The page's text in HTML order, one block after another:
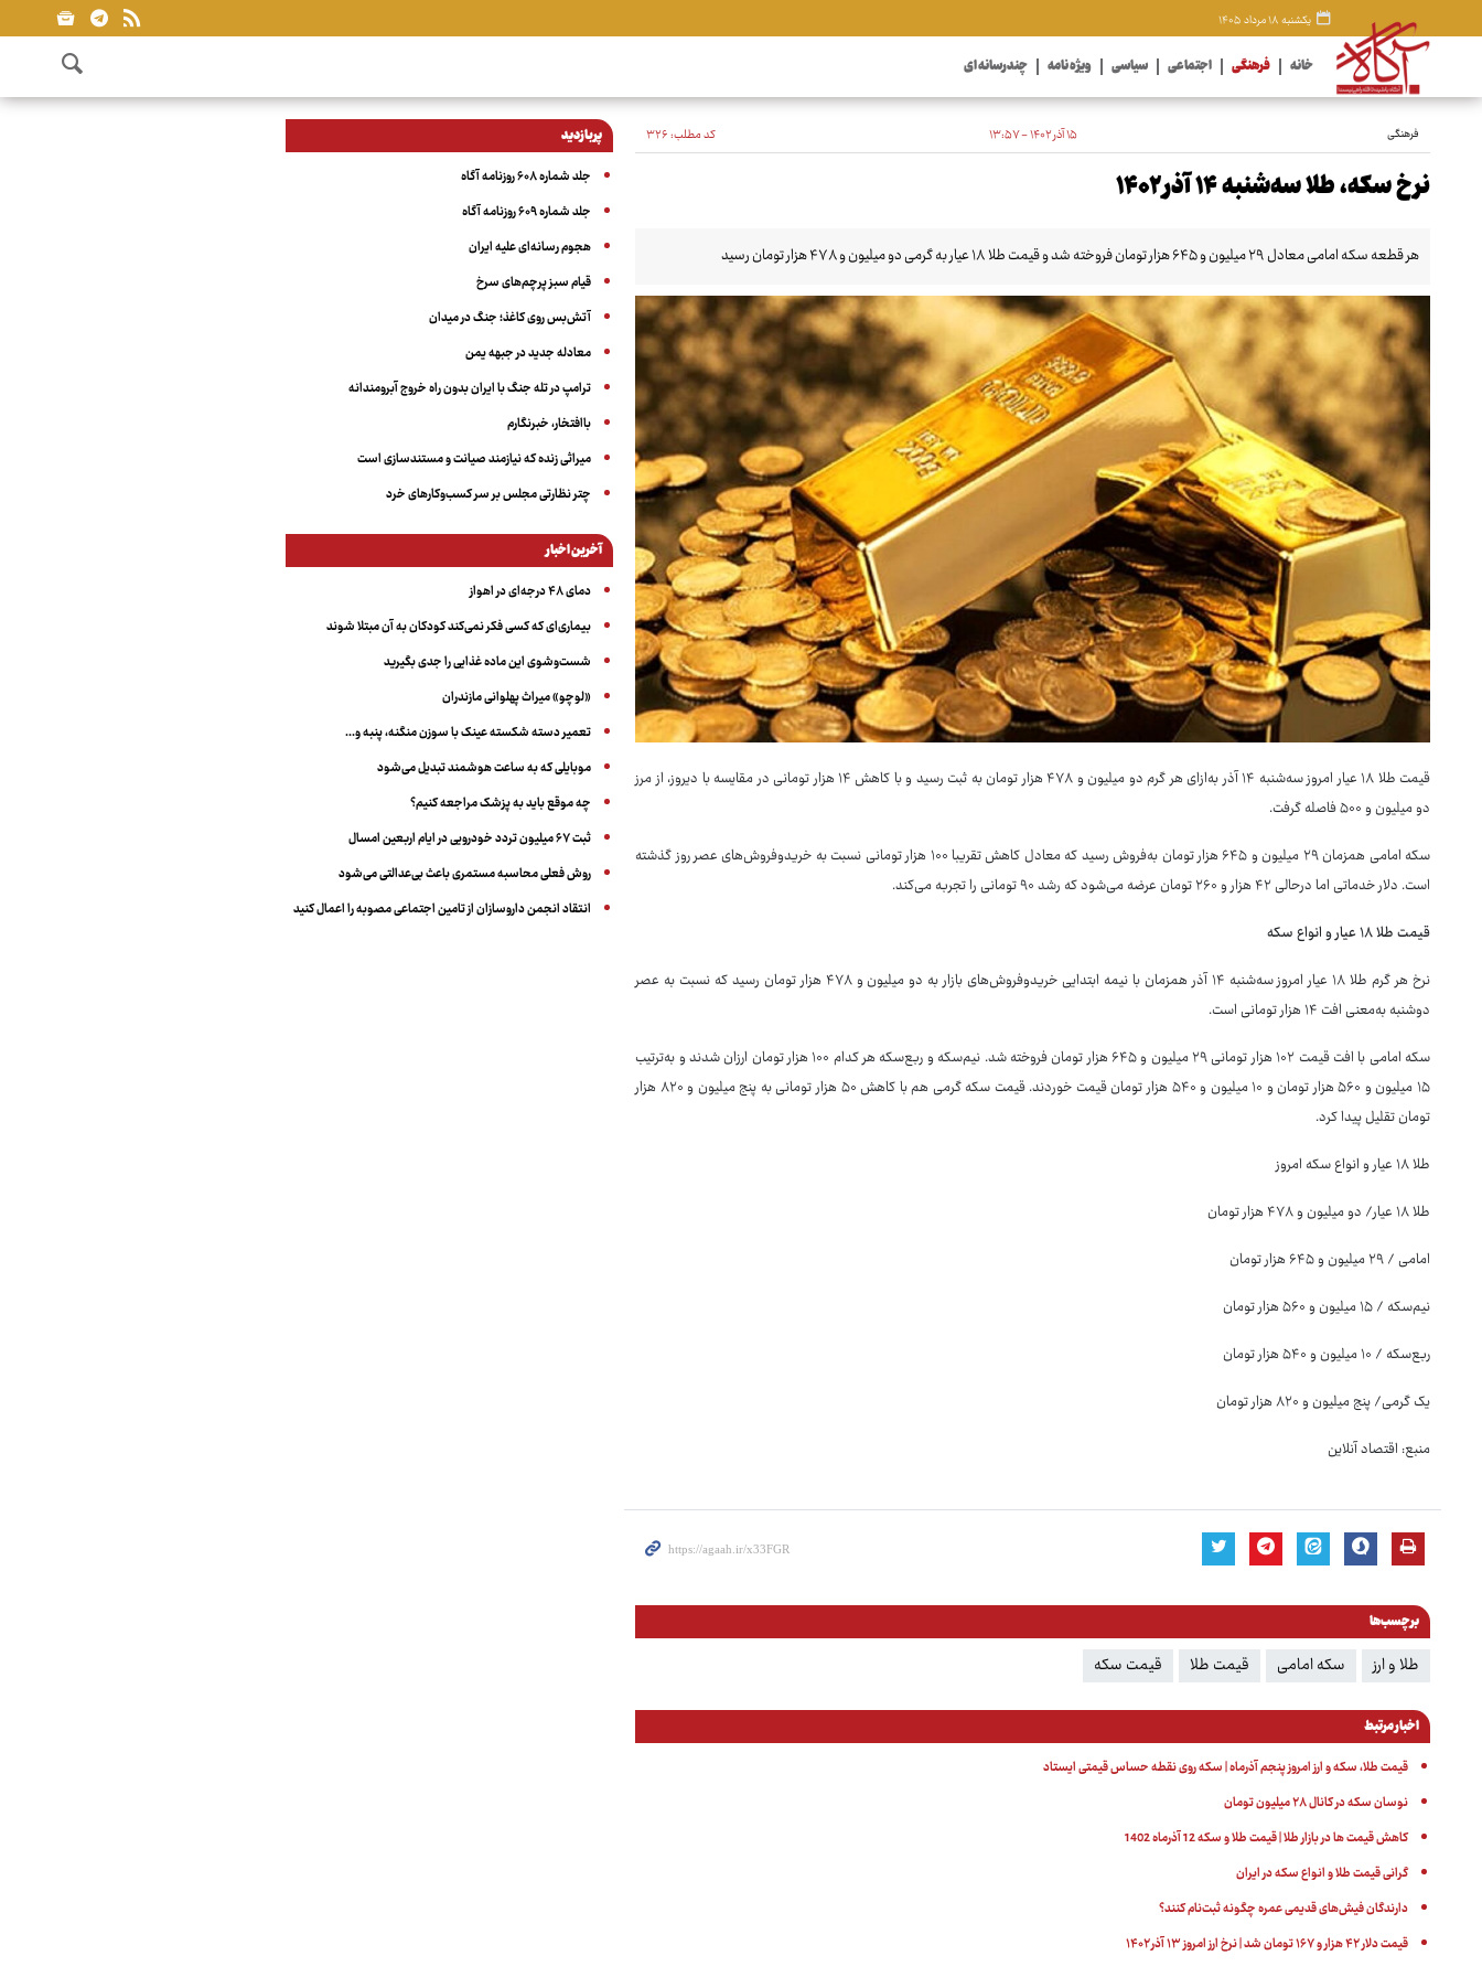
یکشنبه ۱۸ مرداد ۱۴۰۵
خانه فرهنگی اجتماعی سیاسی ویژه نامه چندرسانه ای
فرهنگی ۱۵ آذر ۱۴۰۲ - ۱۳:۵۷ کد مطلب:۳۲۶
نرخ سکه، طلا سه‌شنبه ۱۴ آذر ۱۴۰۲
هر قطعه سکه امامی معادل ۲۹ میلیون و ۶۴۵ هزار تومان فروخته شد و قیمت طلا ۱۸ عیار به گرمی دو میلیون و ۴۷۸ هزار تومان رسید
قیمت طلا ۱۸ عیار امروز سه‌شنبه ۱۴ آذر به‌ازای هر گرم دو میلیون و ۴۷۸ هزار تومان به ثبت رسید و با کاهش ۱۴ هزار تومانی در مقایسه با دیروز، از مرز
دو میلیون و ۵۰۰ فاصله گرفت.
سکه امامی همزمان ۲۹ میلیون و ۶۴۵ هزار تومان به‌فروش رسید که معادل کاهش تقریبا ۱۰۰ هزار تومانی نسبت به خریدوفروش‌های عصر روز گذشته
است. دلار خدماتی اما درحالی ۴۲ هزار و ۲۶۰ تومان عرضه می‌شود که رشد ۹۰ تومانی را تجربه می‌کند.
قیمت طلا ۱۸ عیار و انواع سکه
نرخ هر گرم طلا ۱۸ عیار امروز سه‌شنبه ۱۴ آذر همزمان با نیمه ابتدایی خریدوفروش‌های بازار به دو میلیون و ۴۷۸ هزار تومان رسید که نسبت به عصر
دوشنبه به‌معنی افت ۱۴ هزار تومانی است.
سکه امامی با افت قیمت ۱۰۲ هزار تومانی ۲۹ میلیون و ۶۴۵ هزار تومان فروخته شد. نیم‌سکه و ربع‌سکه هر کدام ۱۰۰ هزار تومان ارزان شدند و به‌ترتیب
۱۵ میلیون و ۵۶۰ هزار تومان و ۱۰ میلیون و ۵۴۰ هزار تومان قیمت خوردند. قیمت سکه گرمی هم با کاهش ۵۰ هزار تومانی به پنج میلیون و ۸۲۰ هزار
تومان تقلیل پیدا کرد.
طلا ۱۸ عیار و انواع سکه امروز
طلا ۱۸ عیار/ دو میلیون و ۴۷۸ هزار تومان
امامی / ۲۹ میلیون و ۶۴۵ هزار تومان
نیم‌سکه / ۱۵ میلیون و ۵۶۰ هزار تومان
ربع‌سکه / ۱۰ میلیون و ۵۴۰ هزار تومان
یک گرمی/ پنج میلیون و ۸۲۰ هزار تومان
منبع: اقتصاد آنلاین
برچسب‌ها
طلا و ارز سکه امامی قیمت طلا قیمت سکه
اخبار مرتبط
قیمت طلا، سکه و ارز امروز پنجم آذرماه | سکه روی نقطه حساس قیمتی ایستاد
نوسان سکه در کانال ۲۸ میلیون تومان
کاهش قیمت ها در بازار طلا | قیمت طلا و سکه 12 آذرماه 1402
گرانی قیمت طلا و انواع سکه در ایران
دارندگان فیش‌های قدیمی عمره چگونه ثبت‌نام کنند؟
قیمت دلار ۴۲ هزار و ۱۶۷ تومان شد | نرخ ارز امروز ۱۳ آذر ۱۴۰۲
پربازدید
جلد شماره ۶۰۸ روزنامه آگاه
جلد شماره ۶۰۹ روزنامه آگاه
هجوم رسانه‌ای علیه ایران
قیام سبز پرچم‌های سرخ
آتش‌بس روی کاغذ؛ جنگ در میدان
معادله جدید در جبهه یمن
ترامپ در تله جنگ با ایران بدون راه خروج آبرومندانه
باافتخار، خبرنگارم
میراثی زنده که نیازمند صیانت و مستندسازی است
چتر نظارتی مجلس بر سر کسب‌وکارهای خرد
آخرین اخبار
دمای ۴۸ درجه‌ای در اهواز
بیماری‌ای که کسی فکر نمی‌کند کودکان به آن مبتلا شوند
شست‌وشوی این ماده غذایی را جدی بگیرید
«لوچو» میراث پهلوانی مازندران
تعمیر دسته شکسته عینک با سوزن منگنه، پنبه و...
موبایلی که به ساعت هوشمند تبدیل می‌شود
چه موقع باید به پزشک مراجعه کنیم؟
ثبت ۶۷ میلیون تردد خودرویی در ایام اربعین امسال
روش فعلی محاسبه مستمری باعث بی‌عدالتی می‌شود
انتقاد انجمن داروسازان از تامین اجتماعی مصوبه را اعمال کنید